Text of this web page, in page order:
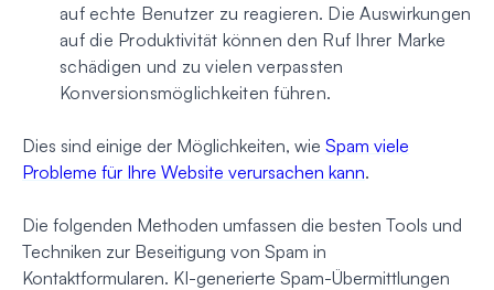
auf echte Benutzer zu reagieren. Die Auswirkungen
auf die Produktivität können den Ruf Ihrer Marke
schädigen und zu vielen verpassten
Konversionsmöglichkeiten führen.
Dies sind einige der Möglichkeiten, wie Spam viele
Probleme für Ihre Website verursachen kann.
Die folgenden Methoden umfassen die besten Tools und
Techniken zur Beseitigung von Spam in
Kontaktformularen. KI-generierte Spam-Übermittlungen